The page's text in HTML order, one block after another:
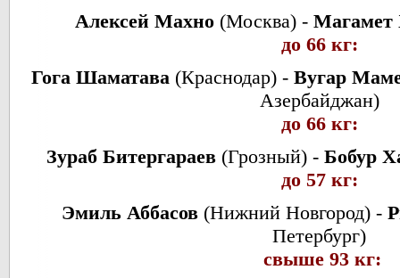
Алексей Махно (Москва) - Магамет
до 66 кг:
Гога Шаматава (Краснодар) - Вугар
Азербайджан)
до 66 кг:
Зураб Битергараев (Грозный) - Бобур
до 57 кг:
Эмиль Аббасов (Нижний Новгород) -
Петербург)
свыше 93 кг: